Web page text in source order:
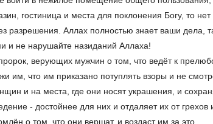
гостиница и места для поклонения Богу, то нет
разрешения. Аллах полностью знает ваши дела,
и не нарушайте назиданий Аллаха!
верующих мужчин о том, что ведёт к
им, что им приказано потуплять взоры и не
и на места, где они носят украшения, и
- достойнее для них и отдаляет их от грехов
о том, что они вершат, и воздаст им за это.